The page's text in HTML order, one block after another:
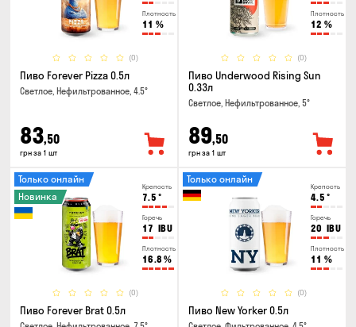
Плотность
11 %
(0)
Пиво Forever Pizza 0.5л
Светлое, Нефильтрованное, 4.5°
83,50
грн за 1 шт
Плотность
12 %
(0)
Пиво Underwood Rising Sun
0.33л
Светлое, Нефильтрованное, 5°
89,50
грн за 1 шт
Крепость
7.5 °
Горечь
17 IBU
Плотность
16.8 %
(0)
Только онлайн
Новинка
Пиво Forever Brat 0.5л
Крепость
4.5 °
Горечь
20 IBU
Плотность
11 %
(0)
Только онлайн
Пиво New Yorker 0.5л